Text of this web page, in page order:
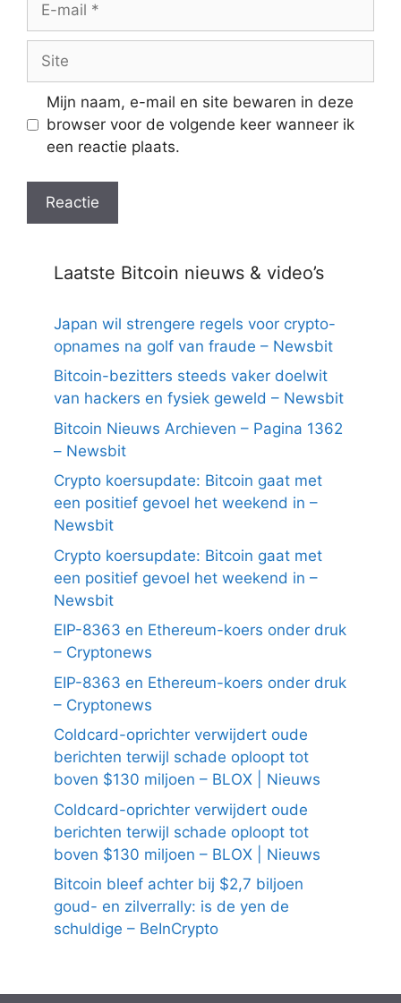
Site
Mijn naam, e-mail en site bewaren in deze
browser voor de volgende keer wanneer ik
een reactie plaats.
Laatste Bitcoin nieuws & video’s
Japan wil strengere regels voor crypto-
opnames na golf van fraude – Newsbit
Bitcoin-bezitters steeds vaker doelwit
van hackers en fysiek geweld – Newsbit
Bitcoin Nieuws Archieven – Pagina 1362
– Newsbit
Crypto koersupdate: Bitcoin gaat met
een positief gevoel het weekend in –
Newsbit
Crypto koersupdate: Bitcoin gaat met
een positief gevoel het weekend in –
Newsbit
EIP-8363 en Ethereum-koers onder druk
– Cryptonews
EIP-8363 en Ethereum-koers onder druk
– Cryptonews
Coldcard-oprichter verwijdert oude
berichten terwijl schade oploopt tot
boven $130 miljoen – BLOX | Nieuws
Coldcard-oprichter verwijdert oude
berichten terwijl schade oploopt tot
boven $130 miljoen – BLOX | Nieuws
Bitcoin bleef achter bij $2,7 biljoen
goud- en zilverrally: is de yen de
schuldige – BeInCrypto